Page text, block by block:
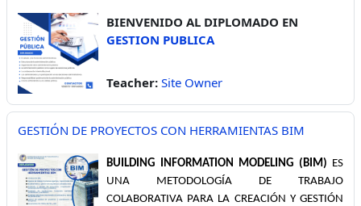
BIENVENIDO AL DIPLOMADO EN
GESTION PUBLICA
Teacher: Site Owner
GESTIÓN DE PROYECTOS CON HERRAMIENTAS BIM
BUILDING INFORMATION MODELING (BIM) ES
UNA METODOLOGÍA DE TRABAJO
COLABORATIVA PARA LA CREACIÓN Y GESTIÓN